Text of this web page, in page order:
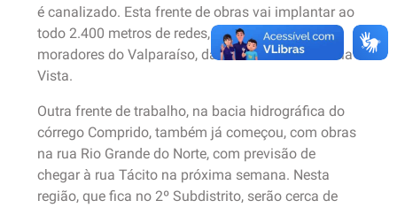
é canalizado. Esta frente de obras vai implantar ao
todo 2.400 metros de redes, beneficiando ainda
moradores do Valparaíso, da Vila Bastos e da Bela
Vista.
Outra frente de trabalho, na bacia hidrográfica do
córrego Comprido, também já começou, com obras
na rua Rio Grande do Norte, com previsão de
chegar à rua Tácito na próxima semana. Nesta
região, que fica no 2º Subdistrito, serão cerca de